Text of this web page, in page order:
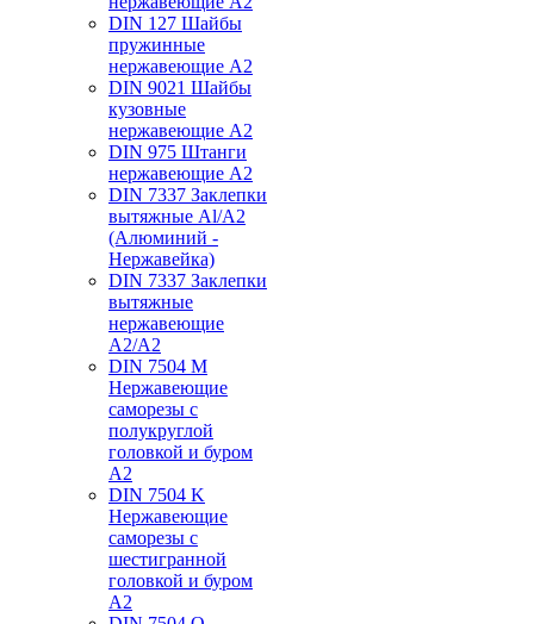
DIN 127 Шайбы
пружинные
нержавеющие А2
DIN 9021 Шайбы
кузовные
нержавеющие А2
DIN 975 Штанги
нержавеющие А2
DIN 7337 Заклепки
вытяжные Al/A2
(Алюминий -
Нержавейка)
DIN 7337 Заклепки
вытяжные
нержавеющие
A2/A2
DIN 7504 M
Нержавеющие
саморезы с
полукруглой
головкой и буром
А2
DIN 7504 K
Нержавеющие
саморезы с
шестигранной
головкой и буром
А2